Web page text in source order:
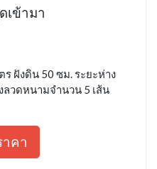
เข้ามา
ร ฝังดิน 50 ซม. ระยะห่าง
ลวดหนามจำนวน 5 เส้น
าคา